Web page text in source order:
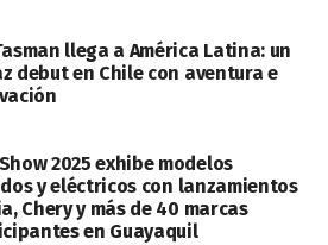
llega a América Latina: un
debut en Chile con aventura e
2025 exhibe modelos
y eléctricos con lanzamientos
Chery y más de 40 marcas
en Guayaquil